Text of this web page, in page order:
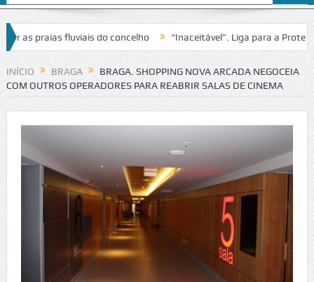
praias fluviais do concelho “Inaceitável”. Liga para a Proteção
de trânsito no IC2 em Alcobaça Igreja do Castelo de Cerveira
INÍCIO BRAGA
BRAGA. SHOPPING NOVA ARCADA NEGOCEIA
COM OUTROS OPERADORES PARA REABRIR SALAS DE CINEMA